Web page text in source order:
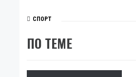
СПОРТ
ПО ТЕМЕ